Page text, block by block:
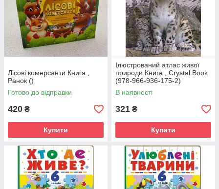
Лісові комерсанти Книга ,
Ранок ()
Готово до відправки
420 ₴
Купити
Ілюстрований атлас живої
природи Книга , Crystal Book
(978-966-936-175-2)
В наявності
321 ₴
Купити